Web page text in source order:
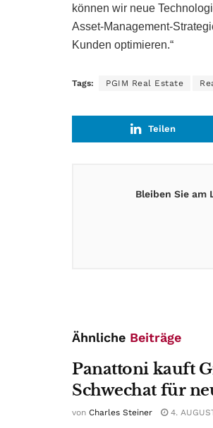
können wir neue
Asset-Management-
Kunden optimieren.“
Tags: PGIM Real Estate
Teilen
Bleiben Sie am
Ähnliche Beiträge
Panattoni kauft
Schwechat für
von Charles Steiner 4.